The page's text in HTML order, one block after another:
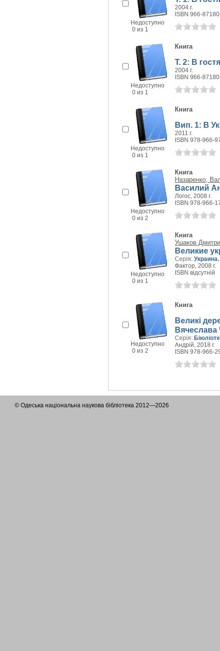
Недоступно
0 из 1
2004 г.
ISBN 966-
Недоступно
0 из 1
Книга
Т. 2: В
2004 г.
ISBN 966-
Недоступно
0 из 1
Книга
Вип. 1: В
2011 г.
ISBN 978-966-
Недоступно
0 из 2
Книга
Назаренко,
Василий
Логос, 2008 г.
ISBN 978-966-
Недоступно
0 из 1
Книга
Ушаков
Великие
Серія:
Фактор, 2008 г.
ISBN відсутній
Недоступно
0 из 2
Книга
Великі
Серія:
Андрій, 2018 г.
ISBN 978-966-
© Одеська національна наукова бібліотека 2012—2026